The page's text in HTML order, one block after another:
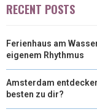
RECENT POSTS
Ferienhaus am
eigenem Rhythmus
Amsterdam
besten zu dir?